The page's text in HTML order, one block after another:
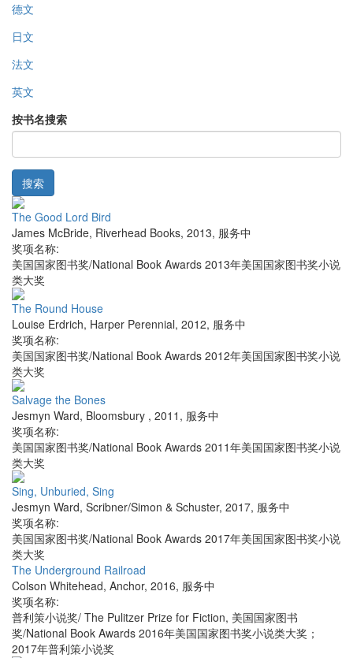
德文
日文
法文
英文
按书名搜索
搜索
The Good Lord Bird
James McBride, Riverhead Books, 2013, 服务中
奖项名称:
美国国家图书奖/National Book Awards 2013年美国国家图书奖小说
类大奖
The Round House
Louise Erdrich, Harper Perennial, 2012, 服务中
奖项名称:
美国国家图书奖/National Book Awards 2012年美国国家图书奖小说
类大奖
Salvage the Bones
Jesmyn Ward, Bloomsbury , 2011 , 服务中
奖项名称:
美国国家图书奖/National Book Awards 2011年美国国家图书奖小说
类大奖
Sing, Unburied, Sing
Jesmyn Ward, Scribner/Simon & Schuster, 2017, 服务中
奖项名称:
美国国家图书奖/National Book Awards 2017年美国国家图书奖小说
类大奖
The Underground Railroad
Colson Whitehead, Anchor, 2016, 服务中
奖项名称:
普利策小说奖/ The Pulitzer Prize for Fiction, 美国国家图书
奖/National Book Awards 2016年美国国家图书奖小说类大奖；
2017年普利策小说奖